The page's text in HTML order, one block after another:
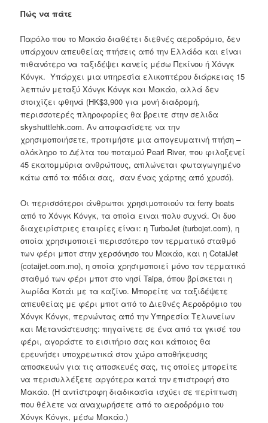
Πώς να πάτε
Παρόλο που το Μακάο διαθέτει διεθνές αεροδρόμιο, δεν
υπάρχουν απευθείας πτήσεις από την Ελλάδα και είναι
πιθανότερο να ταξιδέψει κανείς μέσω Πεκίνου ή Χόνγκ
Κόνγκ. Υπάρχει μια υπηρεσία ελικοπτέρου διάρκειας 15
λεπτών μεταξύ Χόνγκ Κόνγκ και Μακάο, αλλά δεν
στοιχίζει φθηνά (HK$3,900 για μονή διαδρομή,
περισσοτερές πληροφορίες θα βρειτε στην σελιδα
skyshuttlehk.com. Αν αποφασίσετε να την
χρησιμοποιήσετε, προτιμήστε μια απογευματινή πτήση –
ολόκληρο το Δέλτα του ποταμού Pearl River, που φιλοξενεί
45 εκατομμύρια ανθρώπους, απλώνεται φωταγωγημένο
κάτω από τα πόδια σας, σαν ένας χάρτης από χρυσό).
Οι περισσότεροι άνθρωποι χρησιμοποιούν τα ferry boats
από το Χόνγκ Κόνγκ, τα οποία ειναι πολυ συχνά. Οι δυο
διαχειρίστριες εταιρίες είναι: η TurboJet (turbojet.com), η
οποία χρησιμοποιεί περισσότερο τον τερματικό σταθμό
των φέρι μποτ στην χερσόνησο του Μακάο, και η CotaiJet
(cotaijet.com.mo), η οποία χρησιμοποιεί μόνο τον τερματικό
σταθμό των φέρι μποτ στο νησί Taipa, όπου βρίσκεται η
λωρίδα Κοτάι με τα καζίνο. Μπορείτε να ταξιδέψετε
απευθείας με φέρι μποτ από το Διεθνές Αεροδρόμιο του
Χόνγκ Κόνγκ, περνώντας από την Υπηρεσία Τελωνείων
και Μετανάστευσης: πηγαίνετε σε ένα από τα γκισέ του
φέρι, αγοράστε το εισιτήριο σας και κάποιος θα
ερευνήσει υποχρεωτικά στον χώρο αποθήκευσης
αποσκευών για τις αποσκευές σας, τις οποίες μπορείτε
να περισυλλέξετε αργότερα κατά την επιστροφή στο
Μακάο. (Η αντίστροφη διαδικασία ισχύει σε περίπτωση
που θέλετε να αναχωρήσετε από το αεροδρόμιο του
Χόνγκ Κόνγκ, μέσω Μακάο.)